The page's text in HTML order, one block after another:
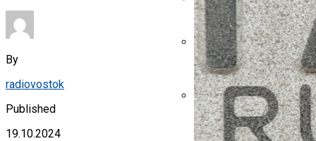
AMD Отложила Запуск
Указ Трампа Отводит
Canon Выпустила
Собственных
By
radiovostok
Published
19.10.2024